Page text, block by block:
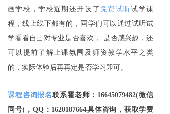
画学校，学校近期还开设了 免费试听试学课
程，线上线下都有的，同学们可以通过试听试
学看看自己对专业是否喜欢，
是否感兴趣，还
可以提前了解上课氛围及师资教学水平之类
的，实际体验后再再定是否学习即可。
课程咨询报名联系霍老师： 16645079482(微信
同号)，QQ：1620187664具体咨询，获取学费